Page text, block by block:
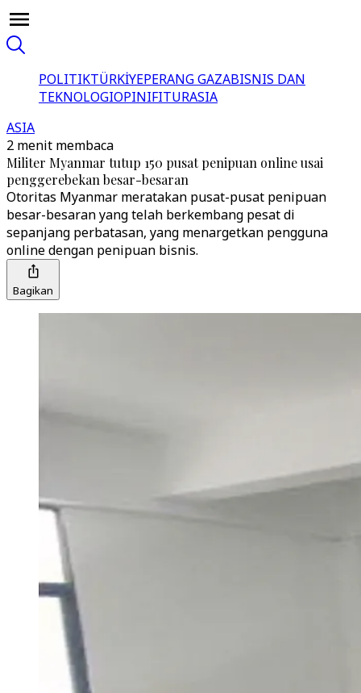
POLITIKTÜRKİYEPERANG GAZABISNIS DAN
TEKNOLOGIOPINIFITURASIA
ASIA
2 menit membaca
Militer Myanmar tutup 150 pusat penipuan online usai
penggerebekan besar-besaran
Otoritas Myanmar meratakan pusat-pusat penipuan
besar-besaran yang telah berkembang pesat di
sepanjang perbatasan, yang menargetkan pengguna
online dengan penipuan bisnis.
Bagikan